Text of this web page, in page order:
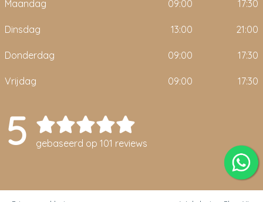
Maandag 09:00 17:30
Dinsdag 13:00 21:00
Donderdag 09:00 17:30
Vrijdag 09:00 17:30
5 gebaseerd op 101 reviews